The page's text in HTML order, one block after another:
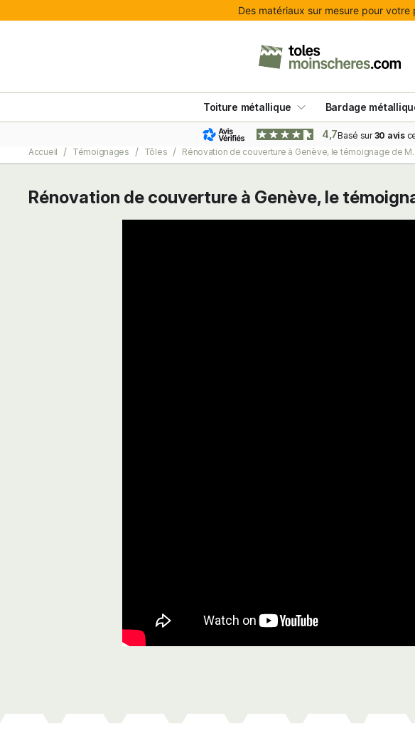
Des matériaux sur mesure pour
Toiture métallique Bardage
4,7Basé sur30 avis
Accueil
Témoignages Tôles Rénovation de couverture à Genève, le témoignage de M.
Rénovation de couverture à Genève, le